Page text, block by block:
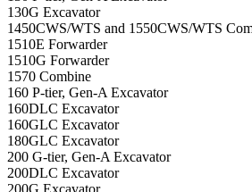
130G Excavator
1450CWS/WTS and 1550CWS/WTS
1510E Forwarder
1510G Forwarder
1570 Combine
160 P-tier, Gen-A Excavator
160DLC Excavator
160GLC Excavator
180GLC Excavator
200 G-tier, Gen-A Excavator
200DLC Excavator
200G Excavator